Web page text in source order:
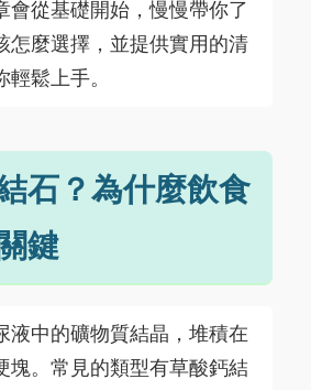
會從基礎開始，慢慢帶你了
怎麼選擇，並提供實用的清
鬆上手。
石？為什麼飲食
鍵
液中的礦物質結晶，堆積在
塊。常見的類型有草酸鈣結